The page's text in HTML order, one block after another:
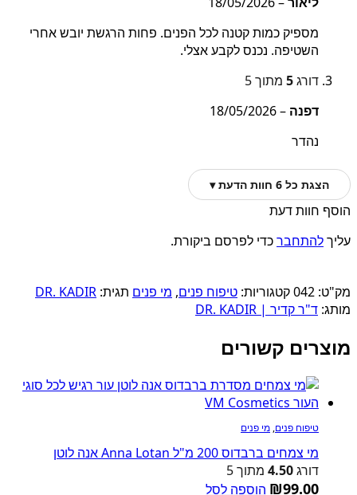
מספיק כמות קטנה לכל הפנים. פחות הרגשת יובש אחרי
השטיפה. נכנס לקבע אצלי.
דורג5 מתוך 5
דפנה –
18/05/2026
נהדר
הצגת כל 6 חוות הדעת ▾
הוסף חוות דעת
עליךלהתחברכדי לפרסם ביקורת.
מק"ט: 042קטגוריות: טיפוח פנים, מי פנים תגית: DR. KADIR
מותג: ד"ר קדיר | DR. KADIR
מוצרים קשורים
טיפוח פנים, מי פנים
מי צמחים ברבדוס 200 מ"ל Anna Lotan אנה לוטן
דורג4.50 מתוך 5
₪99.00 הוספה לסל